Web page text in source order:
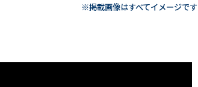
※掲載画像はすべてイメージです